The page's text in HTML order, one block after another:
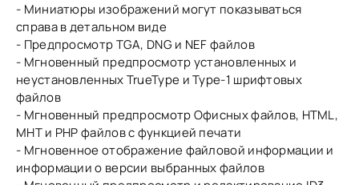
- Миниатюры изображений могут показываться
справа в детальном виде
- Предпросмотр TGA, DNG и NEF файлов
- Мгновенный предпросмотр установленных и
неустановленных TrueType и Type-1 шрифтовых
файлов
- Мгновенный предпросмотр Офисных файлов, HTML,
MHT и PHP файлов с функцией печати
- Мгновенное отображение файловой информации и
информации о версии выбранных файлов